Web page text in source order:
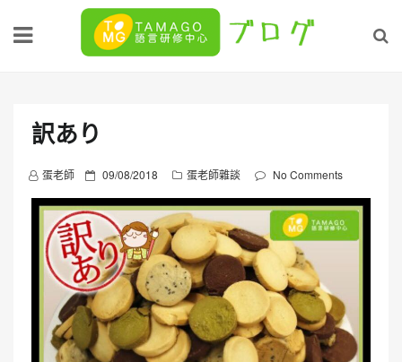
訳あり
蛋老師
P
o
s
e
d
o
n
09/08/2018 蛋老師雜談 No Comments